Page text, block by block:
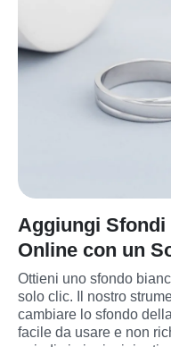
Aggiungi
Online con un
Ottieni uno sfondo
solo clic. Il nostro
cambiare lo sfondo
facile da usare e non